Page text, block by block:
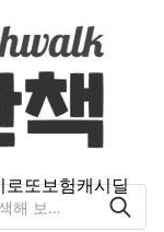
로또보험캐시딜